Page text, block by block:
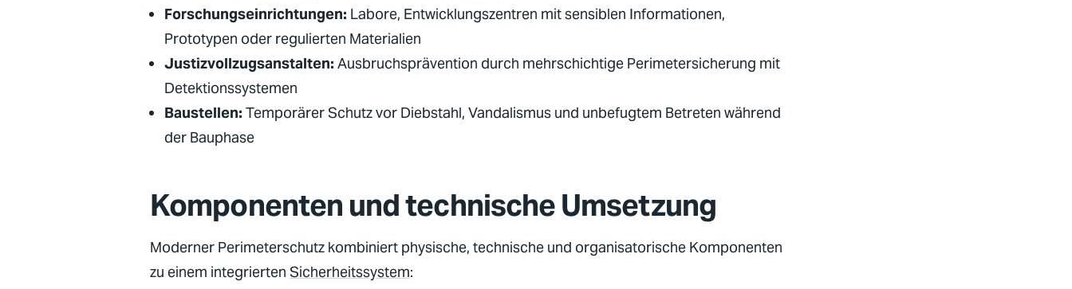
Forschungseinrichtungen: Labore, Entwicklungszentren mit sensiblen Informationen,
Prototypen oder regulierten Materialien
Justizvollzugsanstalten: Ausbruchsprävention durch mehrschichtige Perimetersicherung mit
Detektionssystemen
Baustellen: Temporärer Schutz vor Diebstahl, Vandalismus und unbefugtem Betreten während
der Bauphase
Komponenten und technische Umsetzung
Moderner Perimeterschutz kombiniert physische, technische und organisatorische Komponenten
zu einem integriertenSicherheitssystem: